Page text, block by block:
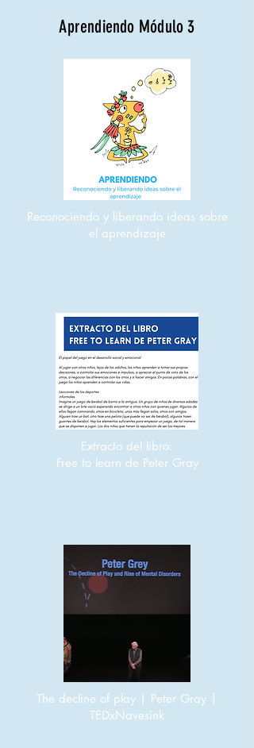
Aprendiendo Módulo 3
Reconociendo y liberando ideas sobre
el aprendizaje
Extracto del libro:
Free to learn de Peter Gray
The decline of play | Peter Gray |
TEDxNavesink